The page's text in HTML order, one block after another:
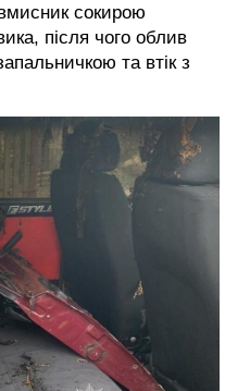
сокирою
після чого облив
та втік з